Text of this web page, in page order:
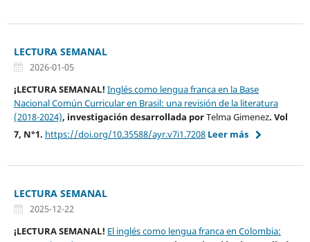
LECTURA SEMANAL
2026-01-05
¡LECTURA SEMANAL! Inglés como lengua franca en la Base
Nacional Común Curricular en Brasil: una revisión de la literatura
(2018-2024), investigación desarrollada porTelma Gimenez. Vol
7, N°1. https://doi.org/10.35588/ayr.v7i1.7208 Leer más
LECTURA SEMANAL
2025-12-22
¡LECTURA SEMANAL! El inglés como lengua franca en Colombia: